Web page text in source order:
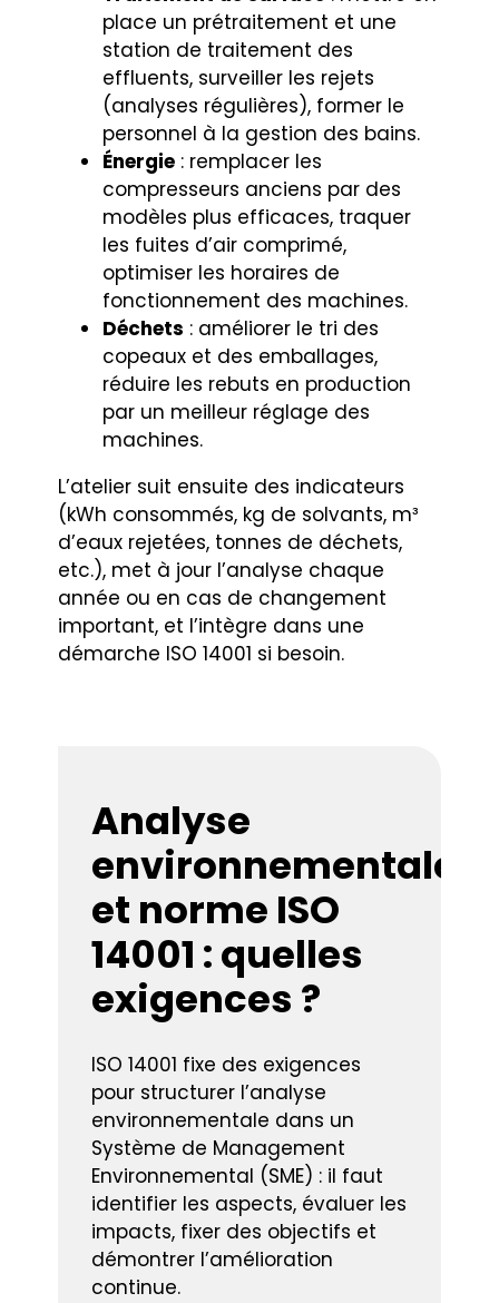
place un prétraitement et une
station de traitement des
effluents, surveiller les rejets
(analyses régulières), former le
personnel à la gestion des bains.
Énergie : remplacer les
compresseurs anciens par des
modèles plus efficaces, traquer
les fuites d’air comprimé,
optimiser les horaires de
fonctionnement des machines.
Déchets : améliorer le tri des
copeaux et des emballages,
réduire les rebuts en production
par un meilleur réglage des
machines.
L’atelier suit ensuite des indicateurs
(kWh consommés, kg de solvants, m³
d’eaux rejetées, tonnes de déchets,
etc.), met à jour l’analyse chaque
année ou en cas de changement
important, et l’intègre dans une
démarche ISO 14001 si besoin.
Analyse
environnementale
et norme ISO
14001 : quelles
exigences ?
ISO 14001 fixe des exigences
pour structurer l’analyse
environnementale dans un
Système de Management
Environnemental (SME) : il faut
identifier les aspects, évaluer les
impacts, fixer des objectifs et
démontrer l’amélioration
continue.